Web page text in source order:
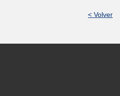
< Volver